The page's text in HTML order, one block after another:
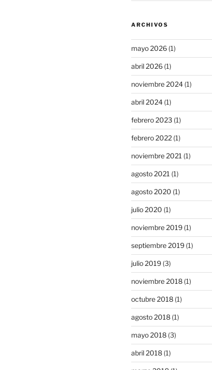
ARCHIVOS
mayo 2026(1)
abril 2026(1)
noviembre 2024(1)
abril 2024(1)
febrero 2023 (1)
febrero 2022(1)
noviembre 2021 (1)
agosto 2021 (1)
agosto 2020 (1)
julio 2020 (1)
noviembre 2019(1)
septiembre 2019(1)
julio 2019(3)
noviembre 2018(1)
octubre 2018(1)
agosto 2018(1)
mayo 2018(3)
abril 2018(1)